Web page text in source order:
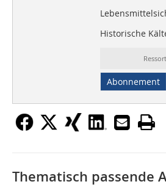
Historische
Abonnement
Thematisch passende